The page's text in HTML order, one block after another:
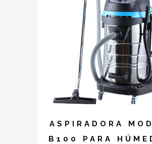
ASPIRADORA
B100 PARA